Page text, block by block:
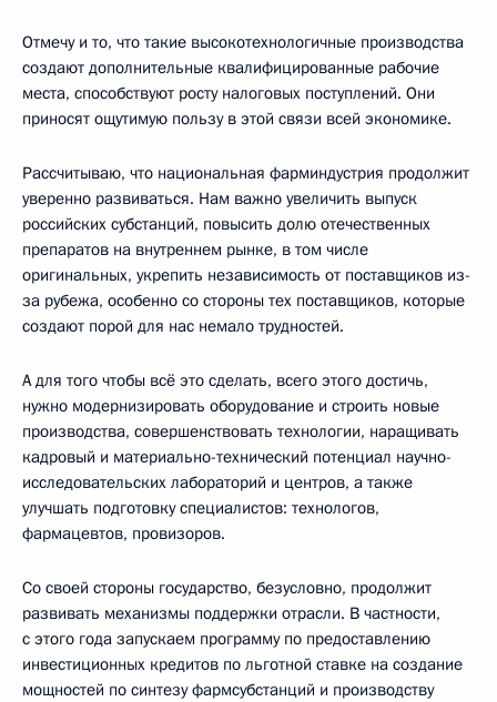
Отмечу и то, что такие высокотехнологичные производства
создают дополнительные квалифицированные рабочие
места, способствуют росту налоговых поступлений. Они
приносят ощутимую пользу в этой связи всей экономике.
Рассчитываю, что национальная фарминдустрия продолжит
уверенно развиваться. Нам важно увеличить выпуск
российских субстанций, повысить долю отечественных
препаратов на внутреннем рынке, в том числе
оригинальных, укрепить независимость от поставщиков из-
за рубежа, особенно со стороны тех поставщиков, которые
создают порой для нас немало трудностей.
А для того чтобы всё это сделать, всего этого достичь,
нужно модернизировать оборудование и строить новые
производства, совершенствовать технологии, наращивать
кадровый и материально-технический потенциал научно-
исследовательских лабораторий и центров, а также
улучшать подготовку специалистов: технологов,
фармацевтов, провизоров.
Со своей стороны государство, безусловно, продолжит
развивать механизмы поддержки отрасли. В частности,
с этого года запускаем программу по предоставлению
инвестиционных кредитов по льготной ставке на создание
мощностей по синтезу фармсубстанций и производству